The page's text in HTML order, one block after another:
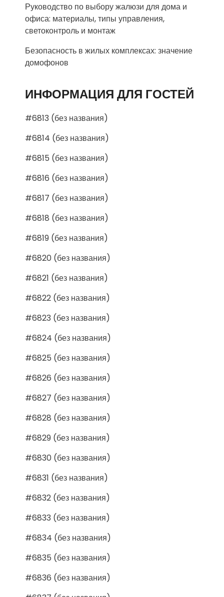
Руководство по выбору жалюзи для дома и
офиса: материалы, типы управления,
светоконтроль и монтаж
Безопасность в жилых комплексах: значение
домофонов
ИНФОРМАЦИЯ ДЛЯ ГОСТЕЙ
#6813 (без названия)
#6814 (без названия)
#6815 (без названия)
#6816 (без названия)
#6817 (без названия)
#6818 (без названия)
#6819 (без названия)
#6820 (без названия)
#6821 (без названия)
#6822 (без названия)
#6823 (без названия)
#6824 (без названия)
#6825 (без названия)
#6826 (без названия)
#6827 (без названия)
#6828 (без названия)
#6829 (без названия)
#6830 (без названия)
#6831 (без названия)
#6832 (без названия)
#6833 (без названия)
#6834 (без названия)
#6835 (без названия)
#6836 (без названия)